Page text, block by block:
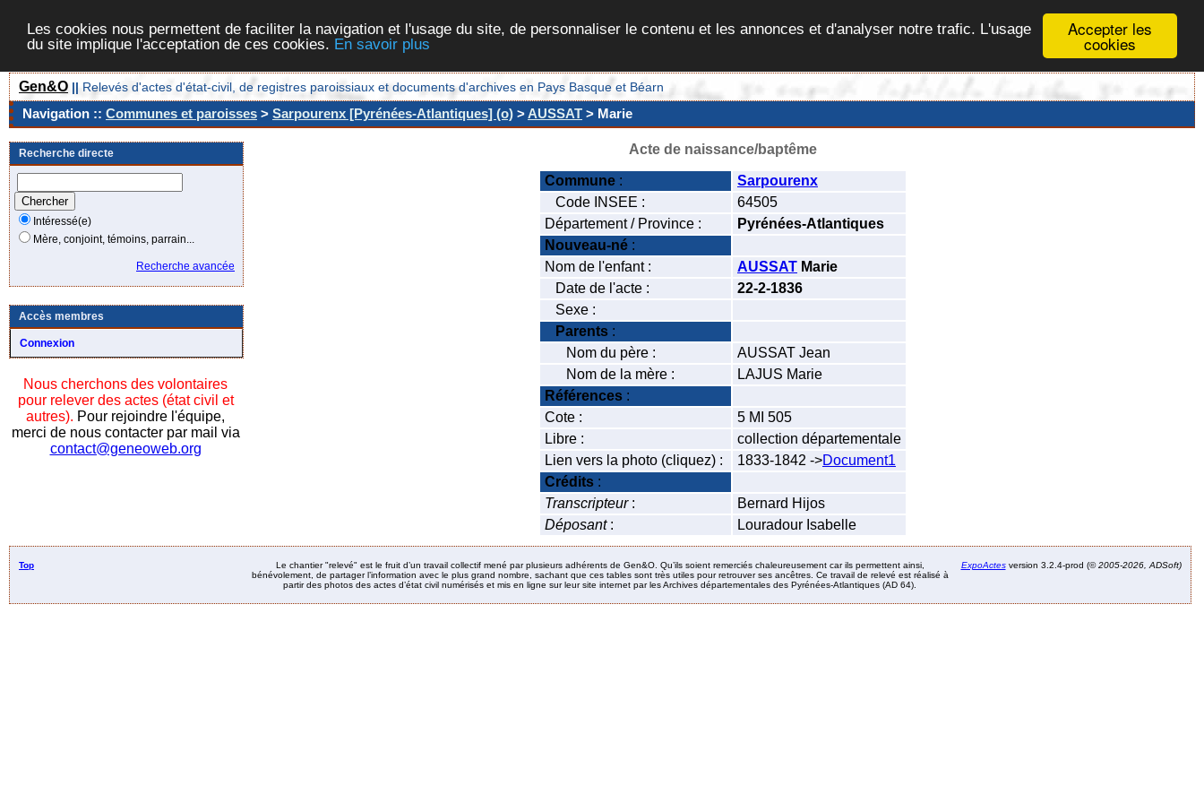
Accepter les
cookies
Les cookies nous permettent de faciliter la navigation et l'usage du site, de personnaliser le contenu et les annonces et d'analyser notre trafic. L'usage
du site implique l'acceptation de ces cookies. En savoir plus
Gen&O || Relevés d'actes d'état-civil, de registres paroissiaux et documents d'archives en Pays Basque et Béarn
Navigation :: Communes et paroisses > Sarpourenx [Pyrénées-Atlantiques] (o) >AUSSAT > Marie
Recherche directe
Intéressé(e)
Mère, conjoint, témoins, parrain...
Recherche avancée
Accès membres
Connexion
Nous cherchons des volontaires
pour relever des actes (état civil et
autres). Pour rejoindre l'équipe,
merci de nous contacter par mail via
contact@geneoweb.org
Acte de naissance/baptême
Commune :
Sarpourenx
Code INSEE :
64505
Département / Province :
Pyrénées-Atlantiques
Nouveau-né :
Nom de l'enfant :
AUSSAT Marie
Date de l'acte :
22-2-1836
Sexe :
Parents :
Nom du père :
AUSSAT Jean
Nom de la mère :
LAJUS Marie
Références :
Cote :
5 MI 505
Libre :
collection départementale
Lien vers la photo (cliquez) :
1833-1842 ->Document1
Crédits :
Transcripteur:
Bernard Hijos
Déposant: Louradour Isabelle
Top
Le chantier "relevé" est le fruit d’un travail collectif mené par plusieurs adhérents de Gen&O. Qu’ils soient remerciés chaleureusement car ils permettent ainsi,
bénévolement, de partager l’information avec le plus grand nombre, sachant que ces tables sont très utiles pour retrouver ses ancêtres. Ce travail de relevé est réalisé à
partir des photos des actes d’état civil numérisés et mis en ligne sur leur site internet par les Archives départementales des Pyrénées-Atlantiques (AD 64).
ExpoActesversion 3.2.4-prod (©2005-2026, ADSoft)